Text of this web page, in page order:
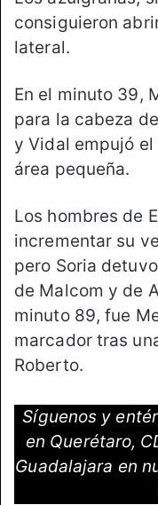
consiguieron
lateral.
En el minuto 39,
para la cabeza
y Vidal empujó
área pequeña.
Los hombres de
incrementar su
pero Soria
de Malcom y de
minuto 89, fue
marcador tras
Roberto.
Síguenos y
en Querétaro,
Guadalajara en